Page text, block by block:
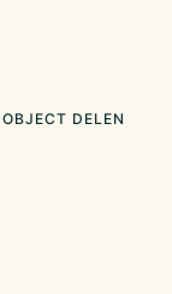
OBJECT DELEN